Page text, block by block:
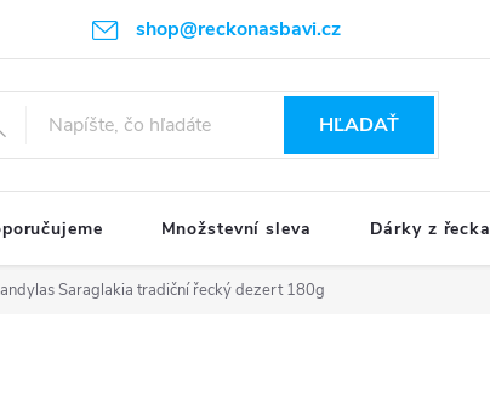
shop@reckonasbavi.cz
Podmienky ochrany osobných údajov Obchodné podmienky
HĽADAŤ
Množstevní sleva Dárky z řecka
Saraglakia tradiční řecký dezert 180g